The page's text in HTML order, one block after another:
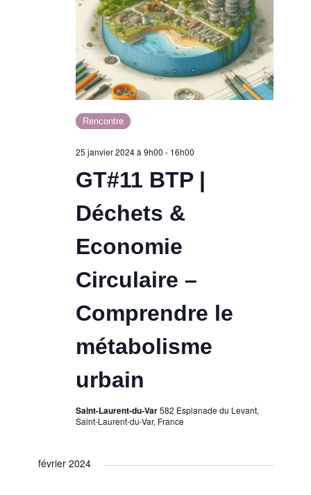
GT#11 BTP |
Déchets &
Economie
Circulaire –
Comprendre le
métabolisme
urbain
25 janvier 2024 à 9h00 - 16h00
Rencontre
Saint-Laurent-du-Var582 Esplanade du Levant,
Saint-Laurent-du-Var, France
février 2024